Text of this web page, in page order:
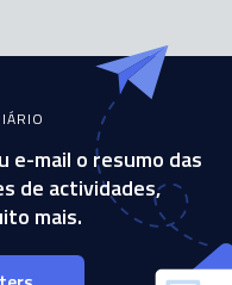
e-mail o resumo das
de actividades,
mais.